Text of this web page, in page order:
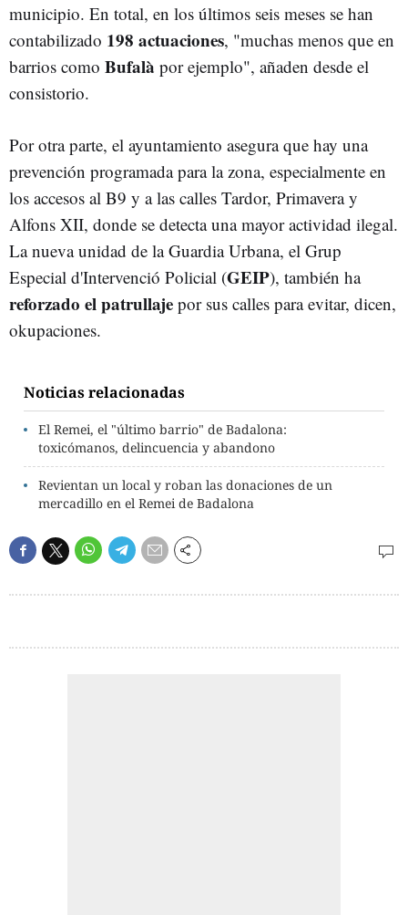
municipio. En total, en los últimos seis meses se han
contabilizado 198 actuaciones, "muchas menos que en
barrios como Bufalà por ejemplo", añaden desde el
consistorio.
Por otra parte, el ayuntamiento asegura que hay una
prevención programada para la zona, especialmente en
los accesos al B9 y a las calles Tardor, Primavera y
Alfons XII, donde se detecta una mayor actividad ilegal.
La nueva unidad de la Guardia Urbana, el Grup
Especial d'Intervenció Policial (GEIP), también ha
reforzado el patrullaje por sus calles para evitar, dicen,
okupaciones.
Noticias relacionadas
El Remei, el "último barrio" de Badalona:
toxicómanos, delincuencia y abandono
Revientan un local y roban las donaciones de un
mercadillo en el Remei de Badalona